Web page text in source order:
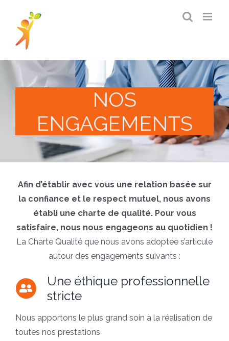
contenu
NOS
ENGAGEMENTS
Afin d’établir avec vous une relation basée sur
la confiance et le respect mutuel, nous avons
établi une charte de qualité. Pour vous
satisfaire, nous nous engageons au quotidien !
La Charte Qualité que nous avons adoptée s’articule
autour des engagements suivants :
Une éthique professionnelle
stricte
Nous apportons le plus grand soin à la réalisation de
toutes nos prestations